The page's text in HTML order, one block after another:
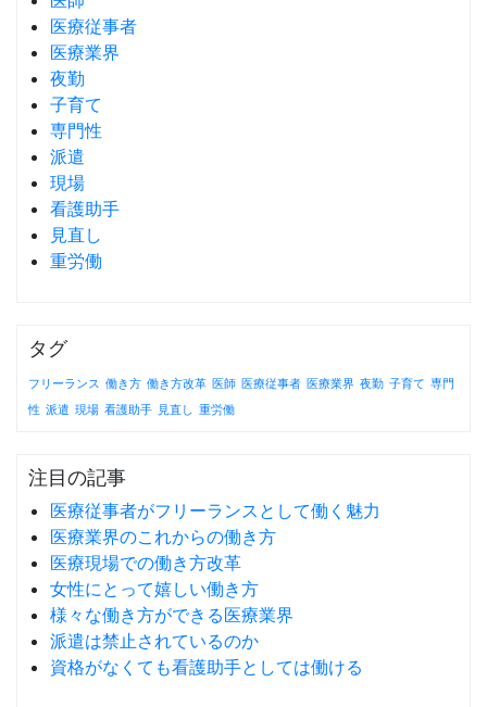
医療従事者
医療業界
夜勤
子育て
専門性
派遣
現場
看護助手
見直し
重労働
タグ
フリーランス 働き方 働き方改革 医師 医療従事者 医療業界 夜勤 子育て 専門
性 派遣 現場 看護助手 見直し 重労働
注目の記事
医療従事者がフリーランスとして働く魅力
医療業界のこれからの働き方
医療現場での働き方改革
女性にとって嬉しい働き方
様々な働き方ができる医療業界
派遣は禁止されているのか
資格がなくても看護助手としては働ける